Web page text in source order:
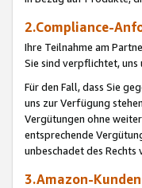
2.Compliance-
Ihre Teilnahme am
Sie sind verpflichtet,
Für den Fall, dass Sie
uns zur Verfügung
Vergütungen ohne
entsprechende
unbeschadet des
3.Amazon-Kunden